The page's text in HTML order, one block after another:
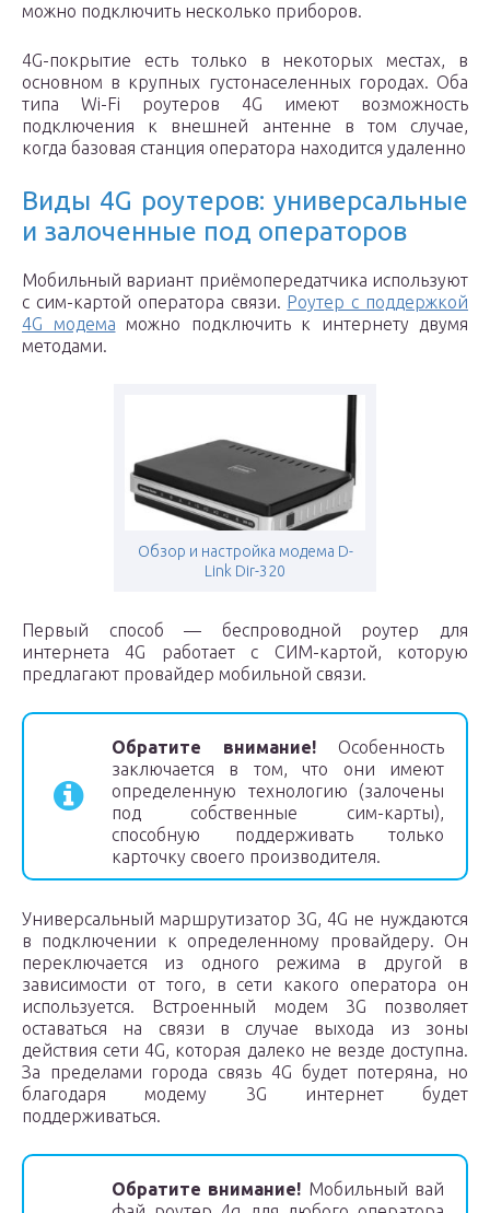
можно подключить несколько приборов.
4G-покрытие есть только в некоторых местах, в
основном в крупных густонаселенных городах. Оба
типа Wi-Fi роутеров 4G имеют возможность
подключения к внешней антенне в том случае,
когда базовая станция оператора находится удаленно
Виды 4G роутеров: универсальные
и залоченные под операторов
Мобильный вариант приёмопередатчика используют
с сим-картой оператора связи. Роутер с поддержкой
4G модема можно подключить к интернету двумя
методами.
Обзор и настройка модема D-
Link Dir-320
Первый способ — беспроводной роутер для
интернета 4G работает с СИМ-картой, которую
предлагают провайдер мобильной связи.
Обратите внимание! Особенность
заключается в том, что они имеют
определенную технологию (залочены
под собственные сим-карты),
способную поддерживать только
карточку своего производителя.
Универсальный маршрутизатор 3G, 4G не нуждаются
в подключении к определенному провайдеру. Он
переключается из одного режима в другой в
зависимости от того, в сети какого оператора он
используется. Встроенный модем 3G позволяет
оставаться на связи в случае выхода из зоны
действия сети 4G, которая далеко не везде доступна.
За пределами города связь 4G будет потеряна, но
благодаря модему 3G интернет будет
поддерживаться.
Обратите внимание! Мобильный вай